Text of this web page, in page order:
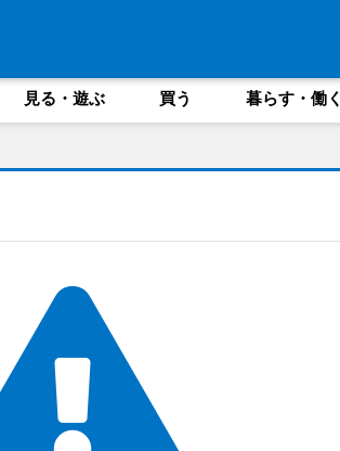
見る・遊ぶ 買う 暮らす・働く